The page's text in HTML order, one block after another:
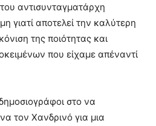
αντισυνταγματάρχη
γιατί αποτελεί την καλύτερη
της ποιότητας και
που είχαμε απέναντί
στο να
τον Χανδρινό για μια